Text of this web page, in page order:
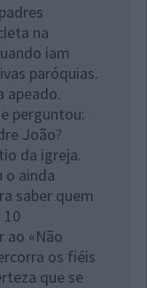
na
iam
paróquias.
apeado.
perguntou:
João?
da igreja.
o ainda
saber quem
10
ao «Não
os fiéis
que se